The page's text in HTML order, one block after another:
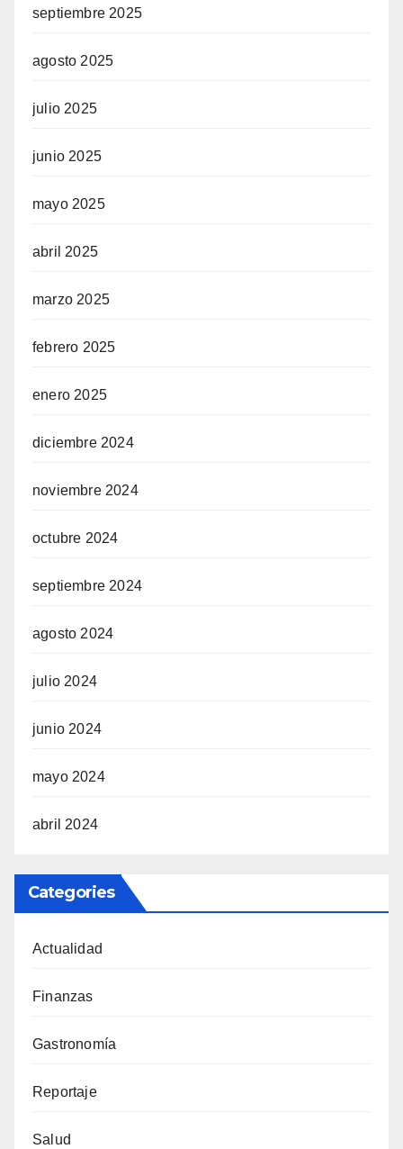
septiembre 2025
agosto 2025
julio 2025
junio 2025
mayo 2025
abril 2025
marzo 2025
febrero 2025
enero 2025
diciembre 2024
noviembre 2024
octubre 2024
septiembre 2024
agosto 2024
julio 2024
junio 2024
mayo 2024
abril 2024
Categories
Actualidad
Finanzas
Gastronomía
Reportaje
Salud